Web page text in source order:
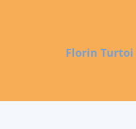
Florin Turtoi